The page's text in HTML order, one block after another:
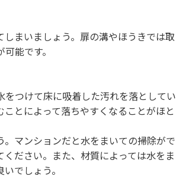
まいましょう。扉の溝やほうきでは取
能です。
つけて床に吸着した汚れを落としてい
とによって落ちやすくなることがほと
マンションだと水をまいての掃除がで
ださい。また、材質によっては水をま
でしょう。